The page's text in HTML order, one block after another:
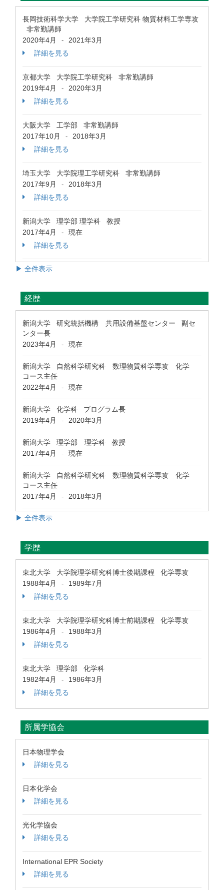
長岡技術科学大学 大学院工学研究科 物質材料工学専攻
非常勤講師
2020年4月
-
2021年3月
詳細を見る
京都大学 大学院工学研究科 非常勤講師
2019年4月
-
2020年3月
詳細を見る
大阪大学 工学部 非常勤講師
2017年10月
-
2018年3月
詳細を見る
埼玉大学 大学院理工学研究科 非常勤講師
2017年9月
-
2018年3月
詳細を見る
新潟大学 理学部 理学科 教授
2017年4月
-
現在
詳細を見る
▶ 全件表示
経歴
新潟大学 研究統括機構 共用設備基盤センター 副セ
ンター長
2023年4月
- 現在
新潟大学 自然科学研究科 数理物質科学専攻 化学
コース主任
2022年4月
- 現在
新潟大学 化学科 プログラム長
2019年4月
- 2020年3月
新潟大学 理学部 理学科 教授
2017年4月
- 現在
新潟大学 自然科学研究科 数理物質科学専攻 化学
コース主任
2017年4月
- 2018年3月
▶ 全件表示
学歴
東北大学 大学院理学研究科博士後期課程 化学専攻
1988年4月
-
1989年7月
詳細を見る
東北大学 大学院理学研究科博士前期課程 化学専攻
1986年4月
-
1988年3月
詳細を見る
東北大学 理学部 化学科
1982年4月
-
1986年3月
詳細を見る
所属学協会
日本物理学会
詳細を見る
日本化学会
詳細を見る
光化学協会
詳細を見る
International EPR Society
詳細を見る